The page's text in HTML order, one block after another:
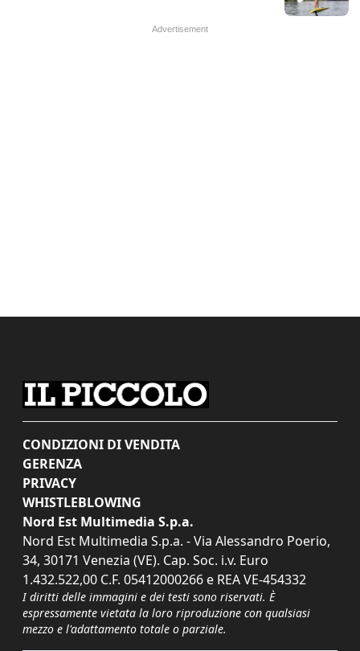
CONDIZIONI DI VENDITA
GERENZA
PRIVACY
WHISTLEBLOWING
Nord Est Multimedia S.p.a.
Nord Est Multimedia S.p.a. - Via Alessandro Poerio,
34, 30171 Venezia (VE). Cap. Soc. i.v. Euro
1.432.522,00 C.F. 05412000266 e REA VE-454332
I diritti delle immagini e dei testi sono riservati. È
espressamente vietata la loro riproduzione con qualsiasi
mezzo e l'adattamento totale o parziale.